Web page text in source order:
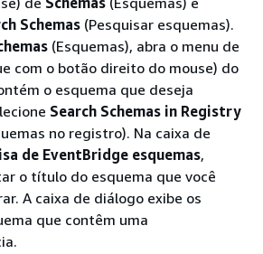
Schemas (Pesquisar esquemas).
(Esquemas), abra o menu de
com o botão direito do mouse) do
o esquema que deseja
Search Schemas in Registry
no registro). Na caixa de
de EventBridge esquemas,
o título do esquema que você
A caixa de diálogo exibe os
que contêm uma